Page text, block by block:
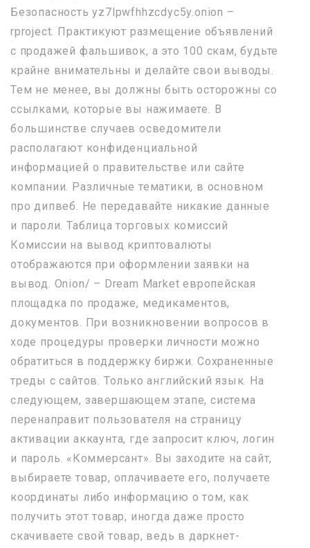
Безопасность yz7lpwfhhzcdyc5y.onion –
rproject. Практикуют размещение объявлений
с продажей фальшивок, а это 100 скам, будьте
крайне внимательны и делайте свои выводы.
Тем не менее, вы должны быть осторожны со
ссылками, которые вы нажимаете. В
большинстве случаев осведомители
располагают конфиденциальной
информацией о правительстве или сайте
компании. Различные тематики, в основном
про дипвеб. Не передавайте никакие данные
и пароли. Таблица торговых комиссий
Комиссии на вывод криптовалюты
отображаются при оформлении заявки на
вывод. Onion/ – Dream Market европейская
площадка по продаже, медикаментов,
документов. При возникновении вопросов в
ходе процедуры проверки личности можно
обратиться в поддержку биржи. Сохраненные
треды с сайтов. Только английский язык. На
следующем, завершающем этапе, система
перенаправит пользователя на страницу
активации аккаунта, где запросит ключ, логин
и пароль. «Коммерсант». Вы заходите на сайт,
выбираете товар, оплачиваете его, получаете
координаты либо информацию о том, как
получить этот товар, иногда даже просто
скачиваете свой товар, ведь в даркнет-